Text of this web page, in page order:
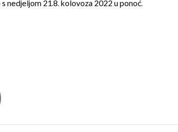
nedjeljom 21.8. kolovoza 2022 u ponoć.